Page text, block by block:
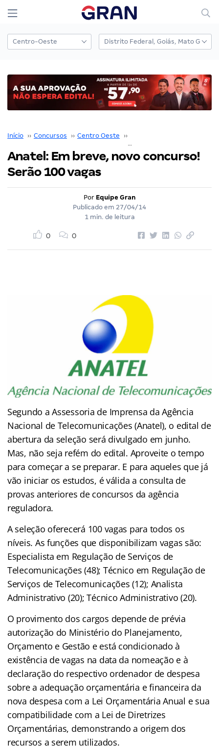
Início ›› Concursos ›› Centro Oeste ››
Anatel: Em breve, novo concurso!
Serão 100 vagas
Por Equipe Gran
Publicado em 27/04/14
1 min. de leitura
0 0
Segundo a Assessoria de Imprensa da Agência
Nacional de Telecomunicações (Anatel), o edital de
abertura da seleção será divulgado em junho.
Mas, não seja refém do edital. Aproveite o tempo
para começar a se preparar. E para aqueles que já
vão iniciar os estudos, é válida a consulta de
provas anteriores de concursos da agência
reguladora.
A seleção oferecerá 100 vagas para todos os
níveis. As funções que disponibilizam vagas são:
Especialista em Regulação de Serviços de
Telecomunicações (48); Técnico em Regulação de
Serviços de Telecomunicações (12); Analista
Administrativo (20); Técnico Administrativo (20).
O provimento dos cargos depende de prévia
autorização do Ministério do Planejamento,
Orçamento e Gestão e está condicionado à
existência de vagas na data da nomeação e à
declaração do respectivo ordenador de despesa
sobre a adequação orçamentária e financeira da
nova despesa com a Lei Orçamentária Anual e sua
compatibilidade com a Lei de Diretrizes
Orçamentárias, demonstrando a origem dos
recursos a serem utilizados.